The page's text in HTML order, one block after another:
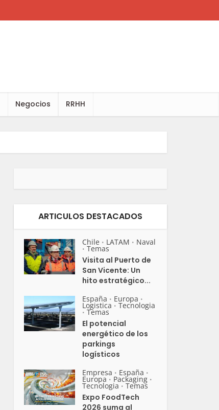
Negocios RRHH
ARTICULOS DESTACADOS
Chile • LATAM • Naval
• Temas
Visita al Puerto de
San Vicente: Un
hito estratégico...
España • Europa •
Logistica • Tecnologia
• Temas
El potencial
energético de los
parkings
logísticos
Empresa • España •
Europa • Packaging •
Tecnologia • Temas
Expo FoodTech
2026 suma al